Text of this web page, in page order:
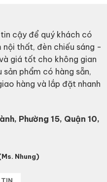
cậy để quý khách có
nội thất, đèn chiếu sáng -
giá tốt cho không gian
sản phẩm có hàng sẵn,
hàng và lắp đặt nhanh
Phường 15, Quận 10,
Nhung)